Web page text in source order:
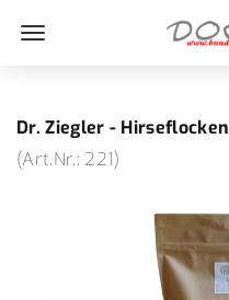
Dr. Ziegler - Hirseflocken
(Art.Nr.: 221)